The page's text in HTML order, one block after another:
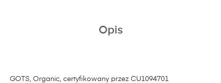
Opis
GOTS, Organic, certyfikowany przez CU1094701